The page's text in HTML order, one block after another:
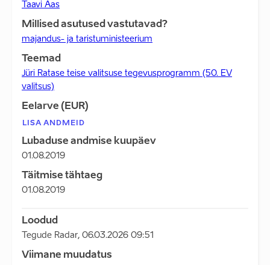
Taavi Aas
Millised asutused vastutavad?
majandus- ja taristuministeerium
Teemad
Jüri Ratase teise valitsuse tegevusprogramm (50. EV
valitsus)
Eelarve (EUR)
LISA ANDMEID
Lubaduse andmise kuupäev
01.08.2019
Täitmise tähtaeg
01.08.2019
Loodud
Tegude Radar, 06.03.2026 09:51
Viimane muudatus